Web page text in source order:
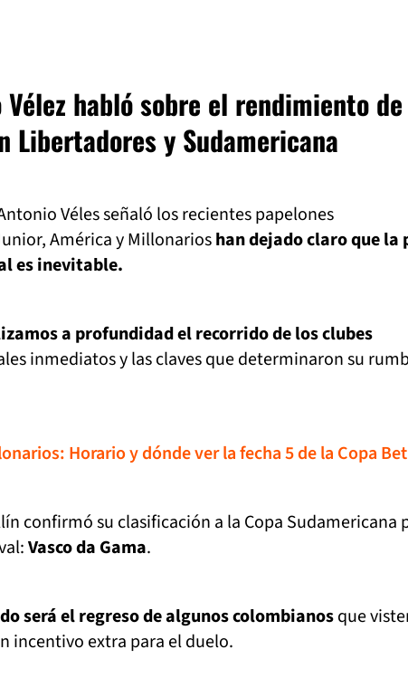
habló sobre el rendimiento
Libertadores y Sudamericana
Véles señaló los recientes papelones
América y Millonarioshan dejado claro que la
es inevitable.
a profundidad el recorrido de los clubes
inmediatos y las claves que determinaron su
Horario y dónde ver la fecha 5 de la Copa
confirmó su clasificación a la Copa Sudamericana
Vasco da Gama.
será el regreso de algunos colombianosque
incentivo extra para el duelo.